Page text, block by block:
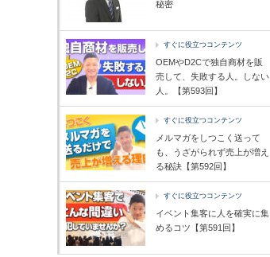
秘密
すぐに役立つコンテンツ
OEMやD2Cで独自商材を販
売して、失敗する人。しない
人。【第593回】
すぐに役立つコンテンツ
メルマガをしつこく送って
も、うざがられず売上が増え
る秘訣【第592回】
すぐに役立つコンテンツ
イベント集客に人を確実に集
めるコツ【第591回】